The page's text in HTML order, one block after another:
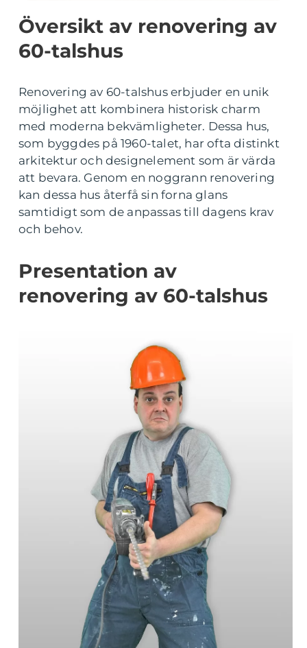
Översikt av renovering av
60-talshus
Renovering av 60-talshus erbjuder en unik
möjlighet att kombinera historisk charm
med moderna bekvämligheter. Dessa hus,
som byggdes på 1960-talet, har ofta distinkt
arkitektur och designelement som är värda
att bevara. Genom en noggrann renovering
kan dessa hus återfå sin forna glans
samtidigt som de anpassas till dagens krav
och behov.
Presentation av
renovering av 60-talshus